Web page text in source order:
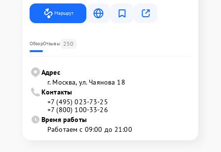
Маршрут
ОбзорОтзывы 250
Адрес
г. Москва, ул. Чаянова 18
Контакты
+7 (495) 023-73-25
+7 (800) 100-33-26
Время работы
Работаем с 09:00 до 21:00